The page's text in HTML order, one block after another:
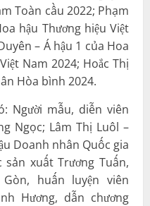
Toàn cầu 2022; Phạm
hậu Thương hiệu Việt
– Á hậu 1 của Hoa
Nam 2024; Hoắc Thị
Hòa bình 2024.
Người mẫu, diễn viên
Ngọc; Lâm Thị Luôl –
Doanh nhân Quốc gia
xuất Trương Tuấn,
huấn luyện viên
Hương, dẫn chương